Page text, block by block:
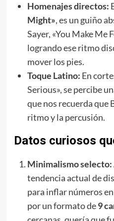
Homenajes directos:
Might», es un guiño
Sayer, «You Make Me
logrando ese ritmo
mover los pies.
Toque Latino: En
Serious», se percibe
que nos recuerda que
ritmo y la percusión.
Datos curiosos
Minimalismo selecto:
tendencia actual de
para inflar números
por un formato de9